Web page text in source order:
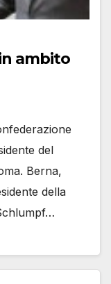
ambito
del
Berna,
della